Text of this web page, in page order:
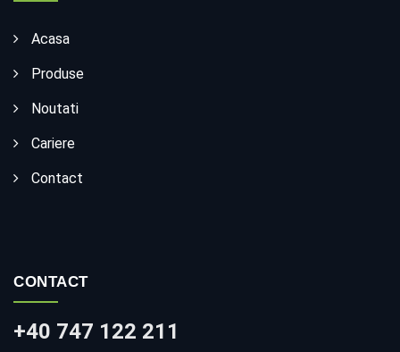
Acasa
Produse
Noutati
Cariere
Contact
CONTACT
+40 747 122 211